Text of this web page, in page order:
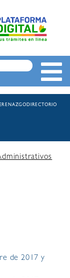
DIRECTORIO
de 2017 y